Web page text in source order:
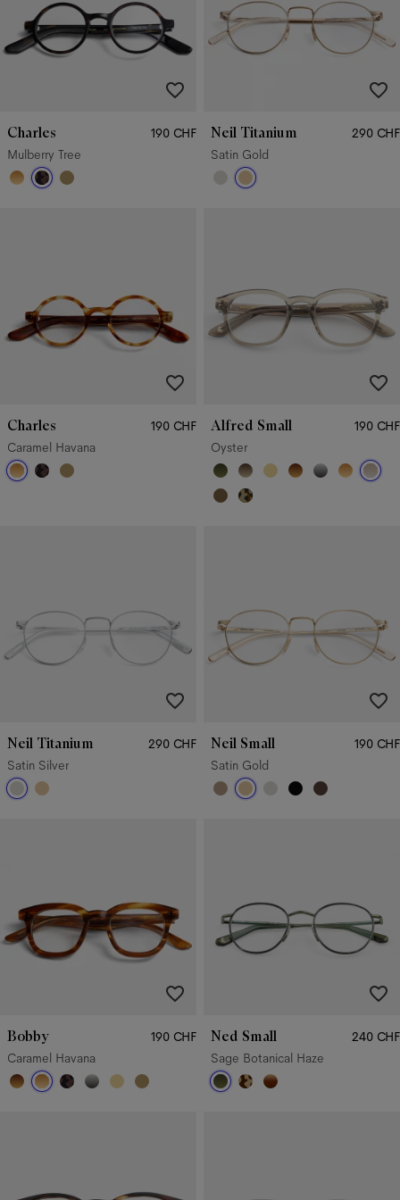
Charles
190 CHF
Mulberry Tree
Neil Titanium
290 CHF
Satin Gold
Charles
190 CHF
Caramel Havana
Alfred Small
190 CHF
Oyster
Neil Titanium
290 CHF
Satin Silver
Neil Small
190 CHF
Satin Gold
Bobby
190 CHF
Caramel Havana
Ned Small
240 CHF
Sage Botanical Haze